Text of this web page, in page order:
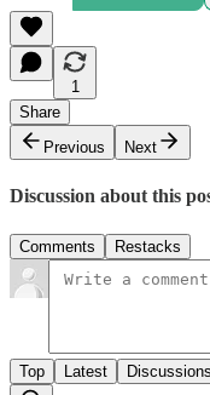
1
Share
Previous
Next
Discussion about this
Comments Restacks
Top Latest Discussions